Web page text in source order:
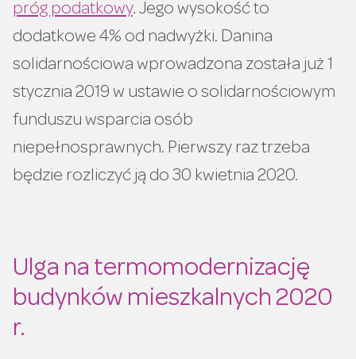
próg podatkowy. Jego wysokość to
dodatkowe 4% od nadwyżki. Danina
solidarnościowa wprowadzona została już 1
stycznia 2019 w ustawie o solidarnościowym
funduszu wsparcia osób
niepełnosprawnych. Pierwszy raz trzeba
będzie rozliczyć ją do 30 kwietnia 2020.
Ulga na termomodernizację
budynków mieszkalnych 2020
r.